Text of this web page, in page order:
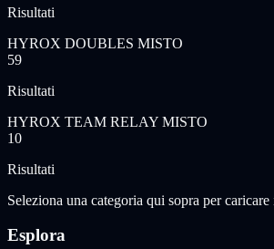
Risultati
HYROX DOUBLES MISTO
59
Risultati
HYROX TEAM RELAY MISTO
10
Risultati
Seleziona una categoria qui sopra per
Esplora